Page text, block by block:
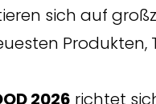
sich auf
Produkten,
2026 richtet